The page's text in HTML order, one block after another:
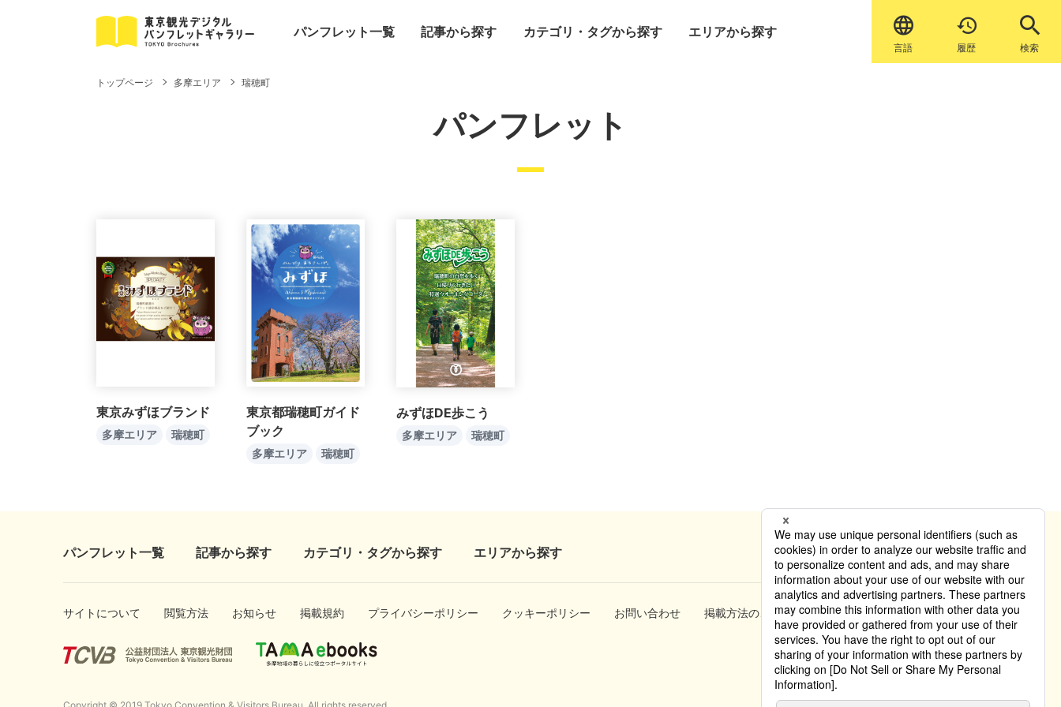

言語

履歴 検索
パンフレット一覧 記事から探す カテゴリ・タグから探す エリアから探す
トップページ 多摩エリア 瑞穂町
パンフレット
東京みずほブランド
多摩エリア 瑞穂町
東京都瑞穂町ガイド
ブック
多摩エリア 瑞穂町
みずほDE歩こう
多摩エリア 瑞穂町
パンフレット一覧 記事から探す カテゴリ・タグから探す エリアから探す
サイトについて 閲覧方法 お知らせ 掲載規約 プライバシーポリシー クッキーポリシー お問い合わせ 掲載方法のご案内